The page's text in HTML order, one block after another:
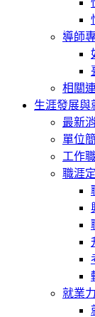
導師
相關
生涯發展與
最新
單位
工作
職涯
就業